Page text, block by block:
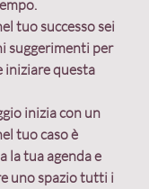
tuo successo sei
suggerimenti per
iniziare questa
inizia con un
tuo caso è
la tua agenda e
uno spazio tutti i